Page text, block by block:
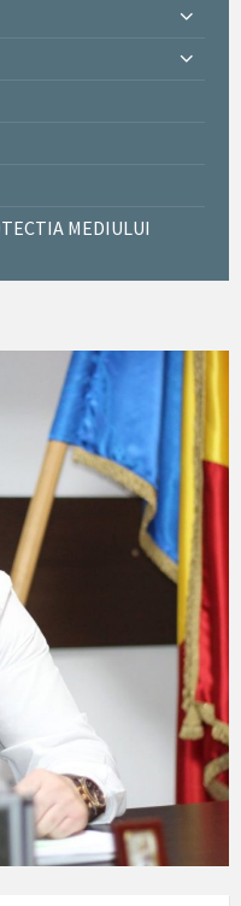
MEDIULUI